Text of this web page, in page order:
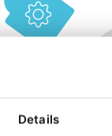
Details